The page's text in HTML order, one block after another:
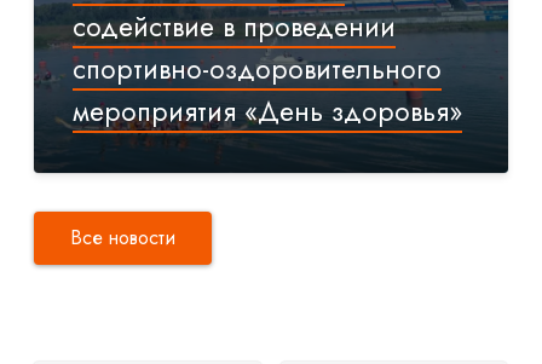
содействие в проведении
спортивно-оздоровительного
мероприятия «День здоровья»
Все новости